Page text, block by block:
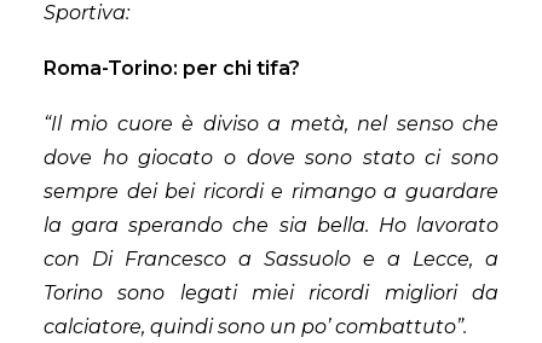
Sportiva:
Roma-Torino: per chi tifa?
“Il mio cuore è diviso a metà, nel senso che
dove ho giocato o dove sono stato ci sono
sempre dei bei ricordi e rimango a guardare
la gara sperando che sia bella. Ho lavorato
con Di Francesco a Sassuolo e a Lecce, a
Torino sono legati miei ricordi migliori da
calciatore, quindi sono un po’ combattuto”.